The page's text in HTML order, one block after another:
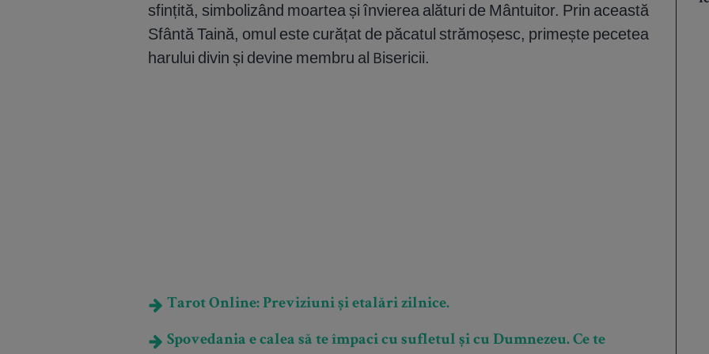
sfințită, simbolizând moartea și învierea alături de Mântuitor. Prin această
Sfântă Taină, omul este curățat de păcatul strămoșesc, primește pecetea
harului divin și devine membru al Bisericii.
Tarot Online: Previziuni și etalări zilnice.
Spovedania e calea să te împaci cu sufletul și cu Dumnezeu. Ce te